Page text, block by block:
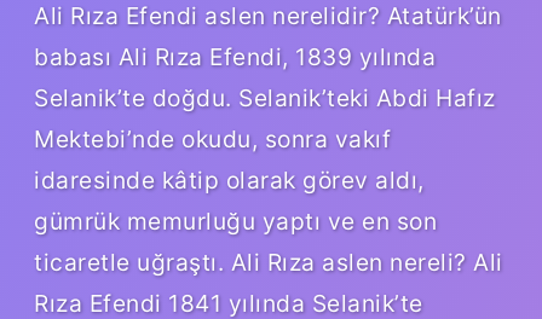
Ali Rıza Efendi aslen nerelidir? Atatürk’ün
babası Ali Rıza Efendi, 1839 yılında
Selanik’te doğdu. Selanik’teki Abdi Hafız
Mektebi’nde okudu, sonra vakıf
idaresinde kâtip olarak görev aldı,
gümrük memurluğu yaptı ve en son
ticaretle uğraştı. Ali Rıza aslen nereli? Ali
Rıza Efendi 1841 yılında Selanik’te